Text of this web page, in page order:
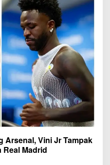
Arsenal, Vini Jr Tampak
Madrid